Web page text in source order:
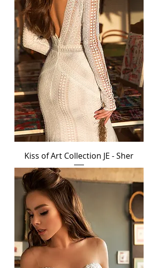
Kiss of Art Collection JE - Sher